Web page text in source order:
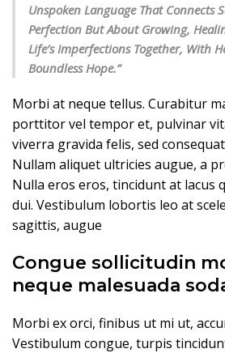
Unspoken Language That Connects
Perfection But About Growing,
Life’s Imperfections Together, With
Boundless Hope.”
Morbi at neque tellus. Curabitur
porttitor vel tempor et, pulvinar
viverra gravida felis, sed
Nullam aliquet ultricies augue, a
Nulla eros eros, tincidunt at lacus
dui. Vestibulum lobortis leo at
sagittis, augue
Congue sollicitudin
neque malesuada
Morbi ex orci, finibus ut mi ut,
Vestibulum congue, turpis